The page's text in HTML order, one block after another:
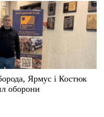
Ярмус і Костюк
оборони